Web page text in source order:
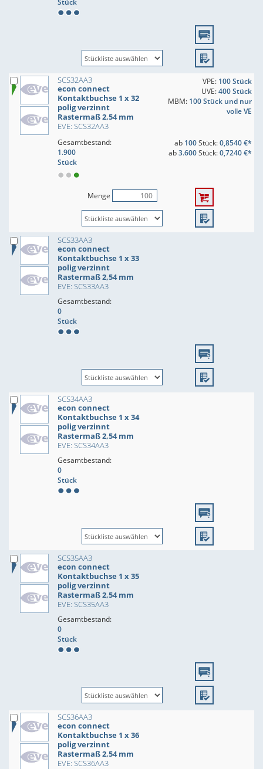
Stück
SCS32AA3
econ connect
Kontaktbuchse 1 x 32
polig verzinnt
Rastermaß 2,54 mm
EVE: SCS32AA3
VPE: 100 Stück
UVE:400 Stück
MBM: 100 Stück und nur
volle VE
Gesamtbestand:
1.900
Stück
ab 100Stück:0,8540 €*
ab3.600Stück:0,7240 €*
Menge
SCS33AA3
econ connect
Kontaktbuchse 1 x 33
polig verzinnt
Rastermaß 2,54 mm
EVE: SCS33AA3
Gesamtbestand:
0
Stück
SCS34AA3
econ connect
Kontaktbuchse 1 x 34
polig verzinnt
Rastermaß 2,54 mm
EVE: SCS34AA3
Gesamtbestand:
0
Stück
SCS35AA3
econ connect
Kontaktbuchse 1 x 35
polig verzinnt
Rastermaß 2,54 mm
EVE: SCS35AA3
Gesamtbestand:
0
Stück
SCS36AA3
econ connect
Kontaktbuchse 1 x 36
polig verzinnt
Rastermaß 2,54 mm
EVE: SCS36AA3